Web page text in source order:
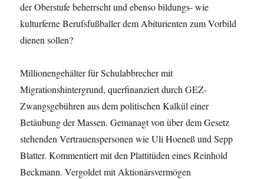
der Oberstufe beherrscht und ebenso bildungs- wie
kulturferne Berufsfußballer dem Abiturienten zum Vorbild
dienen sollen?
Millionengehälter für Schulabbrecher mit
Migrationshintergrund, querfinanziert durch GEZ-
Zwangsgebühren aus dem politischen Kalkül einer
Betäubung der Massen. Gemanagt von über dem Gesetz
stehenden Vertrauenspersonen wie Uli Hoeneß und Sepp
Blatter. Kommentiert mit den Plattitüden eines Reinhold
Beckmann. Vergoldet mit Aktionärsvermögen